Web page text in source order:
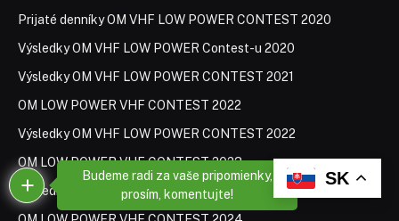
Prijaté denníky OM VHF LOW POWER CONTEST 2020
Výsledky OM VHF LOW POWER Contest-u 2020
Výsledky OM VHF LOW POWER CONTEST 2021
OM LOW POWER VHF CONTEST 2022
Výsledky OM VHF LOW POWER CONTEST 2022
OM LOW POWER VHF CONTEST 2023
Výsledky OM VHF LOW POWER Contest-u 2023
SK
Budeme radi za vaše pripomienky,
prosím, komentujte!
x